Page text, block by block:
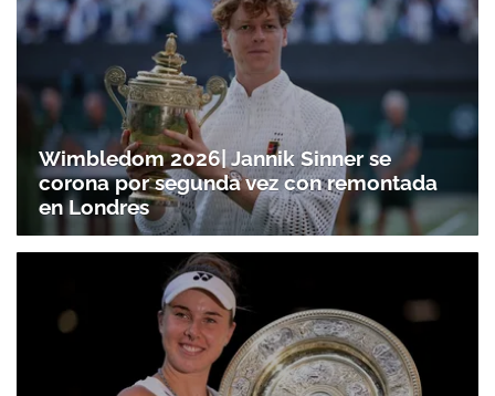
Wimbledom 2026| Jannik Sinner se
corona por segunda vez con remontada
en Londres